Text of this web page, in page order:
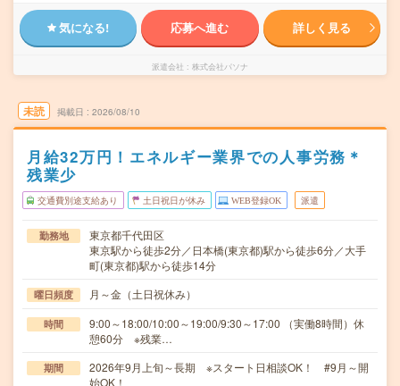
気になる! 応募へ進む 詳しく見る
派遣会社 株式会社パソナ
未読 掲載日 2026/08/10
月給32万円！エネルギー業界での人事労務＊
残業少
交通費別途支給あり 土日祝日が休み WEB登録OK 派遣
勤務地
東京都千代田区
東京駅から徒歩2分／日本橋(東京都)駅から徒歩6分／大手
町(東京都)駅から徒歩14分
曜日頻度 月～金（土日祝休み）
時間
9:00～18:00/10:00～19:00/9:30～17:00 （実働8時間）休
憩60分 ※残業…
期間
2026年9月上旬～長期 ※スタート日相談OK！ #9月～開
始OK！